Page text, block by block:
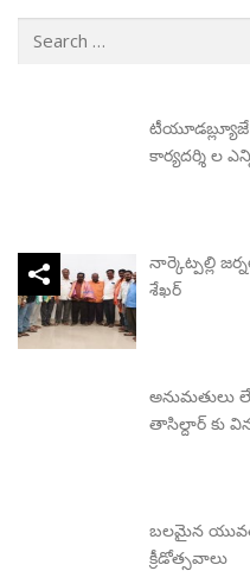
for:
కార్యదర్శి ల
నార్కెట్పల్లి
శేఖర్
అనుమతులు
తాసిల్దార్ కు
బలమైన
క్రీడోత్సవాలు